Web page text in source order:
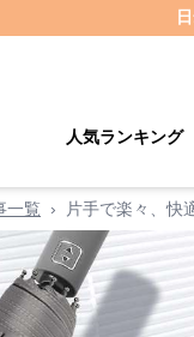
人気ランキング
一覧 › 片手で楽々、快